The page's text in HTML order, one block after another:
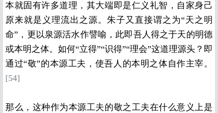
本就固有许多道理，其大端即是仁义礼智，自家身己
原来就是义理流出之源。朱子又直接谓之为“天之明
命”，更以泉源活水作譬喻，此即吾人得之于天的明德
或本明之体。如何“立得”“识得”“理会”这道理源头？即
通过“敬”的本源工夫，使吾人的本明之体自作主宰。
[54]
那么，这种作为本源工夫的敬之工夫在什么意义上是